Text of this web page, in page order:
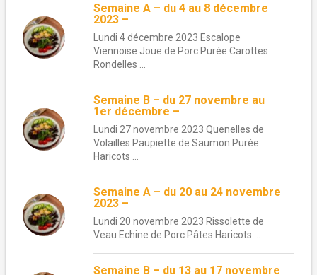
Semaine A – du 4 au 8 décembre
2023 –
Lundi 4 décembre 2023 Escalope
Viennoise Joue de Porc Purée Carottes
Rondelles ...
Semaine B – du 27 novembre au
1er décembre –
Lundi 27 novembre 2023 Quenelles de
Volailles Paupiette de Saumon Purée
Haricots ...
Semaine A – du 20 au 24 novembre
2023 –
Lundi 20 novembre 2023 Rissolette de
Veau Echine de Porc Pâtes Haricots ...
Semaine B – du 13 au 17 novembre